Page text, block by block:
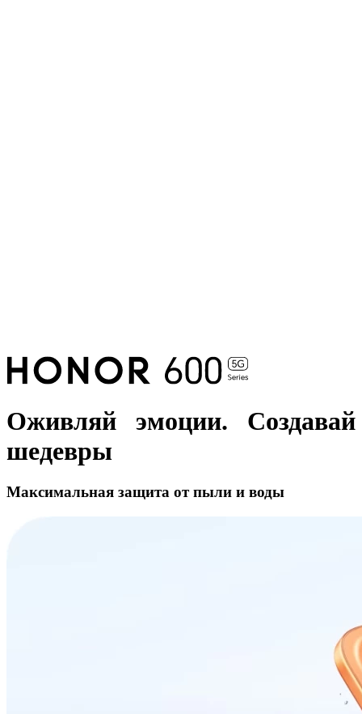
Оживляй эмоции. Создавай
шедевры
Максимальная защита от пыли и воды